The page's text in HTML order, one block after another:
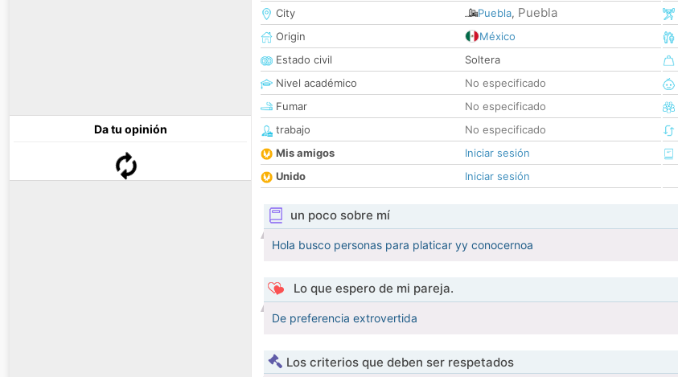
Da tu opinión
City
Puebla, Puebla
Origin
México
Estado civil
Soltera
Nivel académico
No especificado
Fumar
No especificado
trabajo
No especificado
Mis amigos
Iniciar sesión
Unido
Iniciar sesión
un poco sobre mí
Hola busco personas para platicar yy conocernoa
Lo que espero de mi pareja.
De preferencia extrovertida
Los criterios que deben ser respetados